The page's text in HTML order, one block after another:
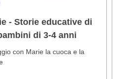
- Storie educative di
di 3-4 anni
con Marie la cuoca e la